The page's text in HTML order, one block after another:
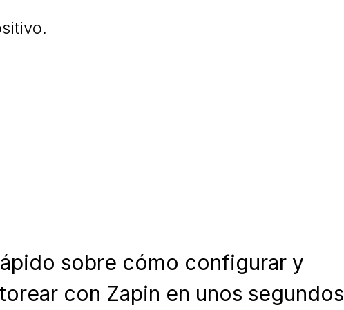
sobre cómo configurar y
con Zapin en unos segundos